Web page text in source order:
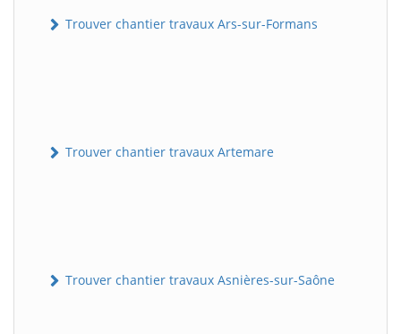
Trouver chantier travaux Ars-sur-Formans
Trouver chantier travaux Artemare
Trouver chantier travaux Asnières-sur-Saône